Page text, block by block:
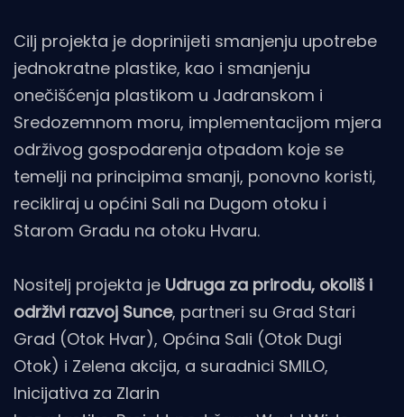
Cilj projekta je doprinijeti smanjenju upotrebe
jednokratne plastike, kao i smanjenju
onečišćenja plastikom u Jadranskom i
Sredozemnom moru, implementacijom mjera
održivog gospodarenja otpadom koje se
temelji na principima smanji, ponovno koristi,
recikliraj u općini Sali na Dugom otoku i
Starom Gradu na otoku Hvaru.
Nositelj projekta je Udruga za prirodu, okoliš i
održivi razvoj Sunce, partneri su Grad Stari
Grad (Otok Hvar), Općina Sali (Otok Dugi
Otok) i Zelena akcija, a suradnici SMILO,
Inicijativa za Zlarin